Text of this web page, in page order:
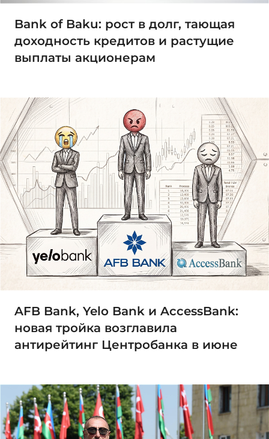
Bank of Baku: рост в долг, тающая
доходность кредитов и растущие
выплаты акционерам
AFB Bank, Yelo Bank и AccessBank:
новая тройка возглавила
антирейтинг Центробанка в июне